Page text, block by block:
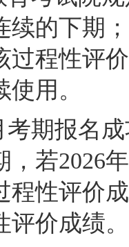
续的下期
过程性评
用。
考期报名
，若2026
程性评价
价成绩。